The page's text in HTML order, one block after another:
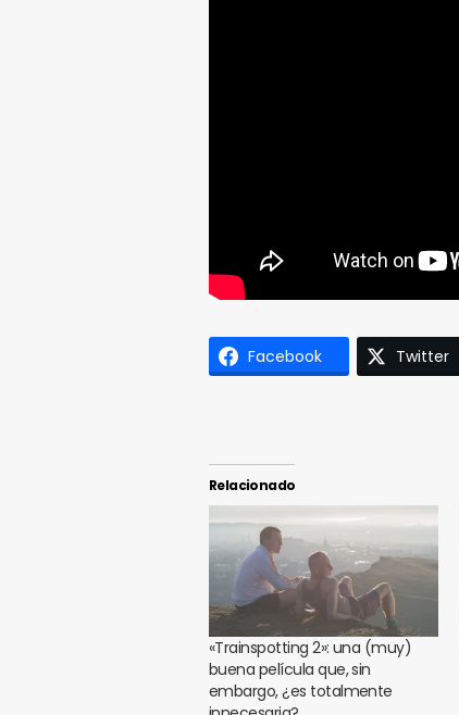
Facebook Twitter
Relacionado
«Trainspotting 2»: una (muy)
buena película que, sin
embargo, ¿es totalmente